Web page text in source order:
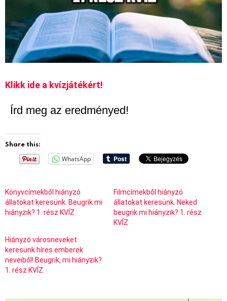
Klikk ide a kvízjátékért!
Írd meg az eredményed!
Share this:
WhatsApp
Könyvcímekből hiányzó
állatokat keresünk. Beugrik mi
hiányzik? 1. rész KVÍZ
Filmcímekből hiányzó
állatokat keresünk. Neked
beugrik mi hiányzik? 1. rész
KVÍZ
Hiányzó városneveket
keresünk híres emberek
neveiből! Beugrik, mi hiányzik?
1. rész KVÍZ